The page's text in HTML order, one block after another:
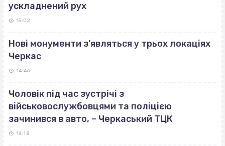
ускладнений рух
15:02
Нові монументи з’являться у трьох локаціях
Черкас
14:46
Чоловік під час зустрічі з
військовослужбовцями та поліцією
зачинився в авто, – Черкаський ТЦК
14:18